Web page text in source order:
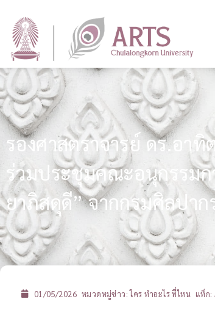
รองศาสตราจารย์ ดร.อา
ร่วมประชุมคณะอนุกรรม
ยาภิสดุดี” จากกรมศิลปาก
01/05/2026 หมวดหมู่ข่าว:ใคร ทำอะไร ที่ไหน แท็ก: